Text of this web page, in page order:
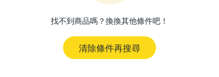
找不到商品嗎？換換其他條件吧！
清除條件再搜尋